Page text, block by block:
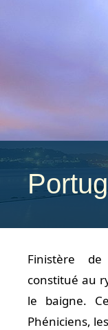
Finistère de
constitué au
le baigne.
Phéniciens,